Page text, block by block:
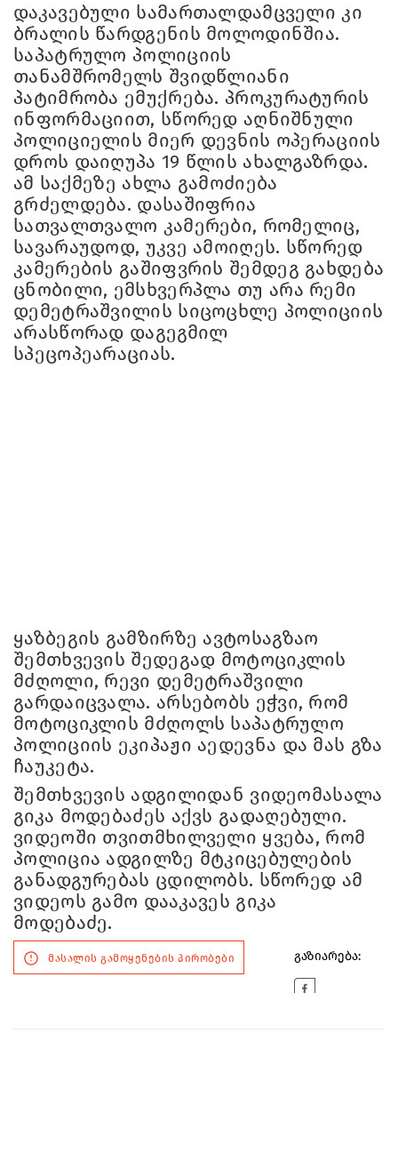
დაკავებული სამართალდამცველი კი
ბრალის წარდგენის მოლოდინშია.
საპატრულო პოლიციის
თანამშრომელს შვიდწლიანი
პატიმრობა ემუქრება. პროკურატურის
ინფორმაციით, სწორედ აღნიშნული
პოლიციელის მიერ დევნის ოპერაციის
დროს დაიღუპა 19 წლის ახალგაზრდა.
ამ საქმეზე ახლა გამოძიება
გრძელდება. დასაშიფრია
სათვალთვალო კამერები, რომელიც,
სავარაუდოდ, უკვე ამოიღეს. სწორედ
კამერების გაშიფვრის შემდეგ გახდება
ცნობილი, ემსხვერპლა თუ არა რემი
დემეტრაშვილის სიცოცხლე პოლიციის
არასწორად დაგეგმილ
სპეცოპეარაციას.
ყაზბეგის გამზირზე ავტოსაგზაო
შემთხვევის შედეგად მოტოციკლის
მძღოლი, რევი დემეტრაშვილი
გარდაიცვალა. არსებობს ეჭვი, რომ
მოტოციკლის მძღოლს საპატრულო
პოლიციის ეკიპაჟი აედევნა და მას გზა
ჩაუკეტა.
შემთხვევის ადგილიდან ვიდეომასალა
გიკა მოდებაძეს აქვს გადაღებული.
ვიდეოში თვითმხილველი ყვება, რომ
პოლიცია ადგილზე მტკიცებულების
განადგურებას ცდილობს. სწორედ ამ
ვიდეოს გამო დააკავეს გიკა
მოდებაძე.
მასალის გამოყენების პირობები გაზიარება: